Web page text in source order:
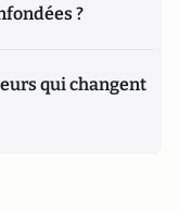
?
qui changent